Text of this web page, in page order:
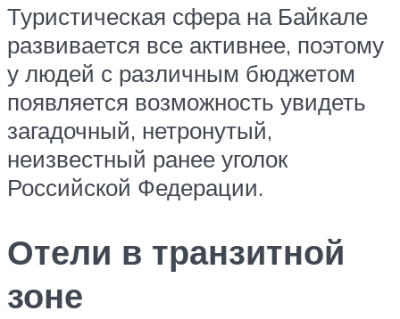
Туристическая сфера на Байкале
развивается все активнее, поэтому
у людей с различным бюджетом
появляется возможность увидеть
загадочный, нетронутый,
неизвестный ранее уголок
Российской Федерации.
Отели в транзитной
зоне